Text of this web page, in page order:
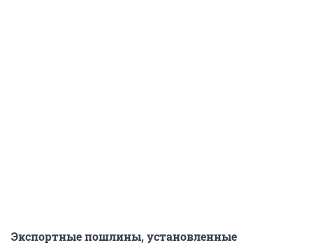
Экспортные пошлины, установленные